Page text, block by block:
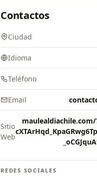
Contactos
Ciudad
Idioma
Teléfono
Email
Sitio
Web
maulealdiachile.com/
REDES SOCIALES